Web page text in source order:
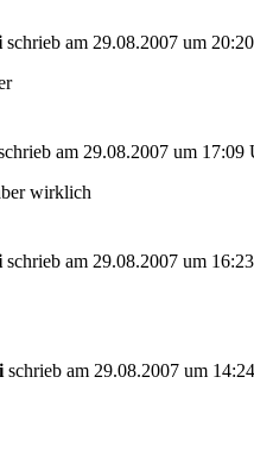
schrieb am 29.08.2007 um
am 29.08.2007 um
wirklich
schrieb am 29.08.2007 um
schrieb am 29.08.2007 um